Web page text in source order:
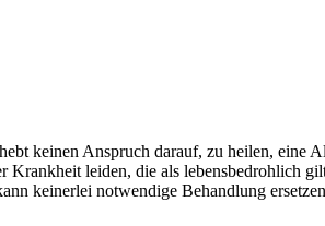
keinen Anspruch darauf, zu heilen, eine
leiden, die als lebensbedrohlich
keinerlei notwendige Behandlung